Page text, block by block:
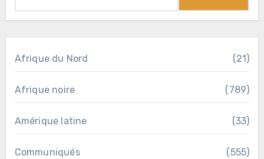
Afrique du Nord (21)
Afrique noire (789)
Amérique latine (33)
Communiqués (555)